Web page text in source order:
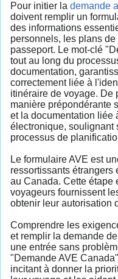
Pour initier la demande
doivent remplir un
des informations
personnels, les plans
passeport. Le mot-clé
tout au long du
documentation,
correctement liée à
itinéraire de voyage. De
manière prépondérante
et la documentation liée
électronique, soulignant
processus de
Le formulaire AVE est
ressortissants étrangers
au Canada. Cette étape
voyageurs fournissent
obtenir leur autorisation
Comprendre les
et remplir la demande
une entrée sans
"Demande AVE
incitant à donner la